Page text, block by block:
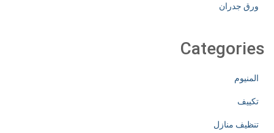
ورق جدران
Categories
المنيوم
تكييف
تنظيف منازل